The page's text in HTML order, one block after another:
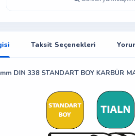
Taksit Seçenekleri
DIN 338 STANDART BOY KARBÜR